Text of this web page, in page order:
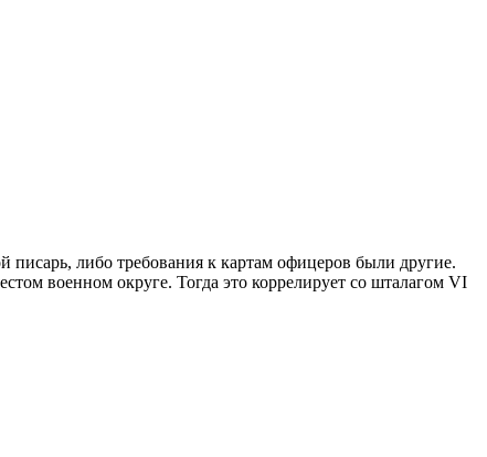
писарь, либо требования к картам офицеров были другие.
военном округе. Тогда это коррелирует со шталагом VI